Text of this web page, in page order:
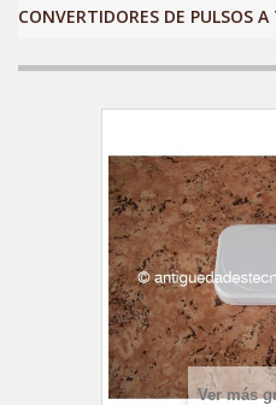
CONVERTIDORES DE PULSOS
Ver más